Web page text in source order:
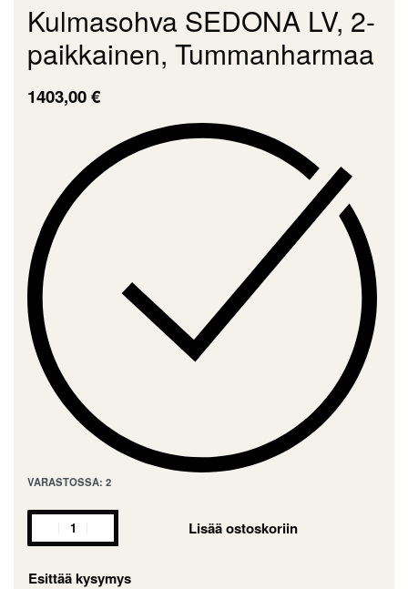
Kulmasohva SEDONA LV, 2-
paikkainen, Tummanharmaa
1403,00€
VARASTOSSA: 2
Lisää ostoskoriin
Esittää kysymys